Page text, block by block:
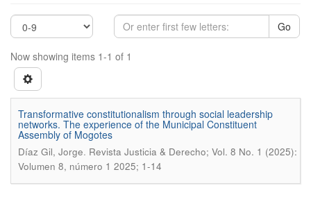
Go
Now showing items 1-1 of 1
Transformative constitutionalism through social leadership
networks. The experience of the Municipal Constituent
Assembly of Mogotes
Díaz Gil, Jorge. Revista Justicia & Derecho; Vol. 8 No. 1 (2025):
Volumen 8, número 1 2025; 1-14